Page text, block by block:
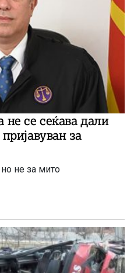
не се сеќава дали
за
не за мито